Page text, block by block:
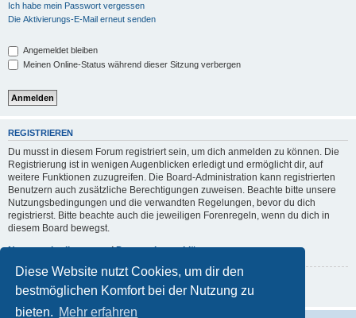
Diese Website nutzt Cookies, um dir den
bestmöglichen Komfort bei der Nutzung zu
bieten. Mehr erfahren
Ich habe mein Passwort vergessen
Die Aktivierungs-E-Mail erneut senden
Angemeldet bleiben
Meinen Online-Status während dieser Sitzung verbergen
REGISTRIEREN
Du musst in diesem Forum registriert sein, um dich anmelden zu können. Die
Registrierung ist in wenigen Augenblicken erledigt und ermöglicht dir, auf
weitere Funktionen zuzugreifen. Die Board-Administration kann registrierten
Benutzern auch zusätzliche Berechtigungen zuweisen. Beachte bitte unsere
Nutzungsbedingungen und die verwandten Regelungen, bevor du dich
registrierst. Bitte beachte auch die jeweiligen Forenregeln, wenn du dich in
diesem Board bewegst.
Nutzungsbedingungen|Datenschutzerklärung
Registrieren